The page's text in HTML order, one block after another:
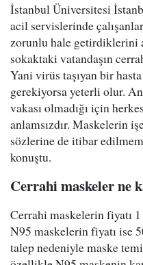
İstanbul Üniversitesi
acil servislerinde
zorunlu hale getirdiklerini
sokaktaki vatandaşın
Yani virüs taşıyan bir
gerekiyorsa yeterli olur.
vakası olmadığı için
anlamsızdır. Maskelerin
sözlerine de itibar
konuştu.
Cerrahi maskeler ne
Cerrahi maskelerin fiyatı
N95 maskelerin fiyatı ise
talep nedeniyle maske